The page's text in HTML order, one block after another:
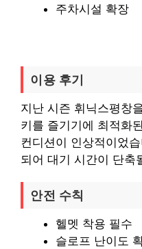
주차시설 확장
이용 후기
지난 시즌 휘닉스평창
키를 즐기기에 최적화
컨디션이 인상적이었
되어 대기 시간이 단축
안전 수칙
헬멧 착용 필수
슬로프 난이도